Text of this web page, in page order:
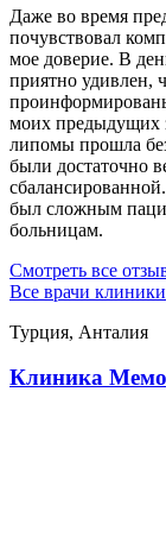
Даже во время
почувствовал
мое доверие. В
приятно удивлен,
моих предыдущих
липомы прошла
были достаточно
был сложным
больницам.
Смотреть все
Все врачи клиники
Турция, Анталия
Клиника